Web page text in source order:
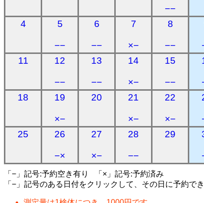
−−
4 5
−−
6
−−
7
×−
8
−−
11 12
−−
13
−−
14
×−
15
−−
18 19
×−
20 21
×−
22
×−
25 26
−×
27
×−
28
−−
29
「−」記号:予約空き有り 「×」記号:予約済み
「−」記号のある日付をクリックして、その日に予約でき